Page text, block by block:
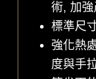
術, 加
標準尺
強化熱
度與手